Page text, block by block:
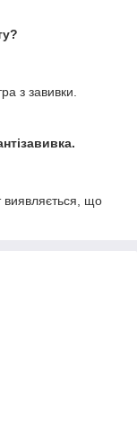
з завивки.
виявляється, що